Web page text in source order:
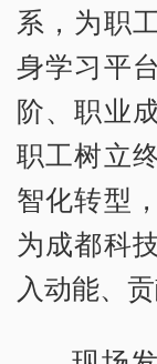
系，为职
身学习平
阶、职业
职工树立
智化转型
为成都科
入动能、贡